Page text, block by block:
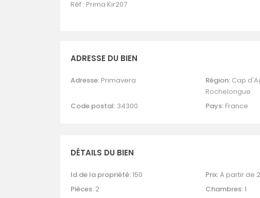
Réf : Prima Kir207
ADRESSE DU BIEN
Adresse: Primavera Région: Cap
Rochelongue
Code postal: 34300 Pays:France
DÉTAILS DU BIEN
Id de la propriété:150 Prix:A partir de
Pièces: 2 Chambres:1